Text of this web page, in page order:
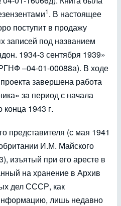
1. В настоящее
поступит в продажу
записей под названием
1934-3 сентября 1939»
–04-01-00088а). В ходе
завершена работа
за период с начала
1943 г.
представителя (с мая 1941
И.М. Майского
изъятый при его аресте в
на хранение в Архив
дел СССР, как
лишь недавно